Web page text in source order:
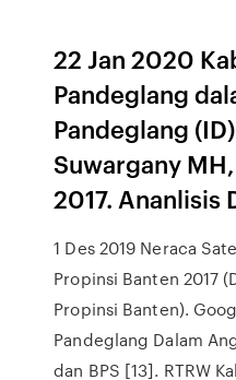
22 Jan 2020
Pandeglang
Pandeglang
Suwargany
2017. Ananlisis
1 Des 2019 Neraca
Propinsi Banten 2017
Propinsi Banten).
Pandeglang Dalam
dan BPS [13]. RTRW